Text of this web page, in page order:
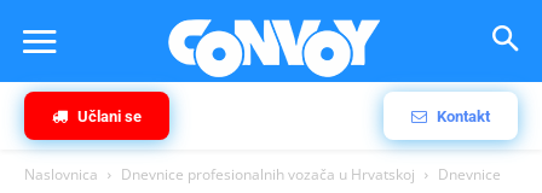
Učlani se Kontakt
Naslovnica Dnevnice profesionalnih vozača u Hrvatskoj Dnevnice